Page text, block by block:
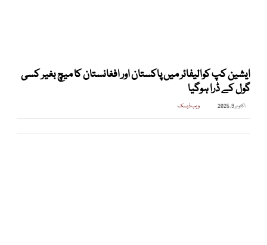
ایشین کپ کوالیفائر میں پاکستان اور افغانستان کا میچ بغیر کسی
گول کے ڈرا ہوگیا
اکتوبر 9, 2025 ویب ڈیسک